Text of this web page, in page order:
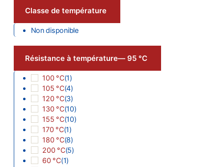
Classe de température
Non disponible
Résistance à température— 95 °C
100 °C(1)
105 °C(4)
120 °C(3)
130 °C(10)
155 °C(10)
170 °C(1)
180 °C(8)
200 °C(5)
60 °C(1)